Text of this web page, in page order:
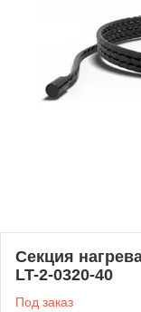
Секция
LT-2-0320-40
Под заказ